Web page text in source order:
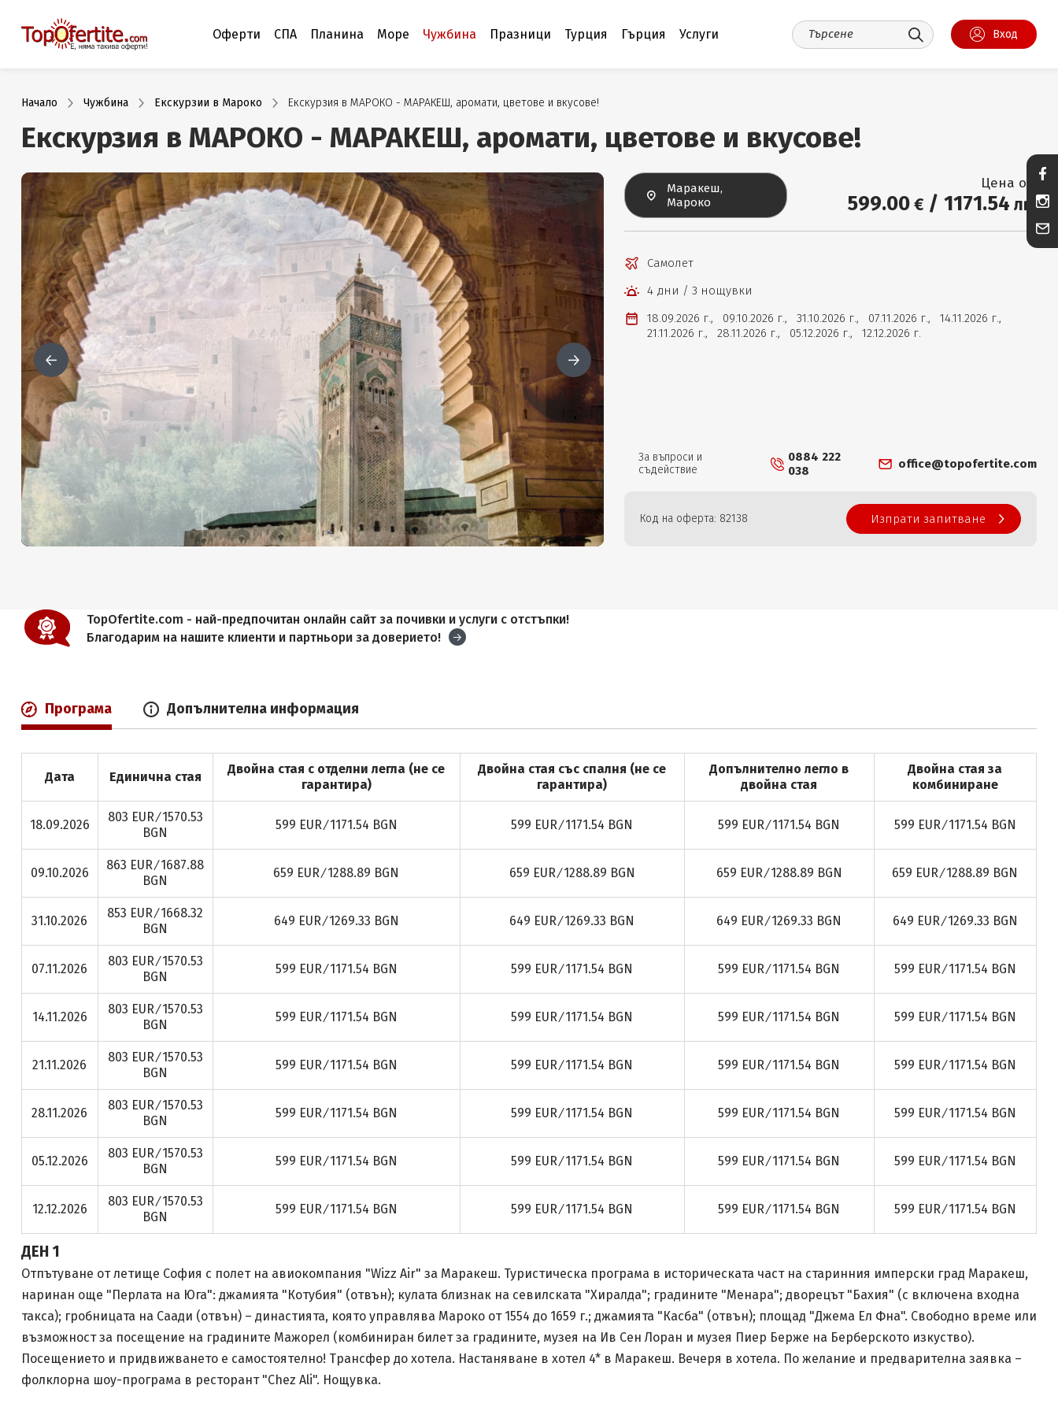
Оферти СПА Планина Море Чужбина Празници Турция Гърция Услуги Вход
Начало Чужбина Екскурзии в Мароко Екскурзия в МАРОКО - МАРАКЕШ, аромати, цветове и вкусове!
Екскурзия в МАРОКО - МАРАКЕШ, аромати, цветове и вкусове!
Маракеш,
Мароко
Цена от:
599.00€ / 1171.54 лв.
Самолет
4 дни / 3 нощувки
18.09.2026 г., 09.10.2026 г.,31.10.2026 г., 07.11.2026 г.,14.11.2026 г.,
21.11.2026 г.,28.11.2026 г., 05.12.2026 г.,12.12.2026 г.
За въпроси и
съдействие
0884 222
038
office@topofertite.com
Код на оферта: 82138 Изпрати запитване
TopOfertite.com - най-предпочитан онлайн сайт за почивки и услуги с отстъпки!
Благодарим на нашите клиенти и партньори за доверието!
Програма Допълнителна информация
Дата Единична стая
Двойна стая с отделни легла (не се
гарантира)
Двойна стая със спалня (не се
гарантира)
Допълнително легло в
двойна стая
Двойна стая за
комбиниране
18.09.2026
803 EUR ∕ 1570.53
BGN
599 EUR ∕ 1171.54 BGN 599 EUR ∕ 1171.54 BGN 599 EUR ∕ 1171.54 BGN 599 EUR ∕ 1171.54 BGN
09.10.2026
863 EUR ∕ 1687.88
BGN
659 EUR ∕ 1288.89 BGN 659 EUR ∕ 1288.89 BGN 659 EUR ∕ 1288.89 BGN 659 EUR ∕ 1288.89 BGN
31.10.2026
853 EUR ∕ 1668.32
BGN
649 EUR ∕ 1269.33 BGN 649 EUR ∕ 1269.33 BGN 649 EUR ∕ 1269.33 BGN 649 EUR ∕ 1269.33 BGN
07.11.2026
803 EUR ∕ 1570.53
BGN
599 EUR ∕ 1171.54 BGN 599 EUR ∕ 1171.54 BGN 599 EUR ∕ 1171.54 BGN 599 EUR ∕ 1171.54 BGN
14.11.2026
803 EUR ∕ 1570.53
BGN
599 EUR ∕ 1171.54 BGN 599 EUR ∕ 1171.54 BGN 599 EUR ∕ 1171.54 BGN 599 EUR ∕ 1171.54 BGN
21.11.2026
803 EUR ∕ 1570.53
BGN
599 EUR ∕ 1171.54 BGN 599 EUR ∕ 1171.54 BGN 599 EUR ∕ 1171.54 BGN 599 EUR ∕ 1171.54 BGN
28.11.2026
803 EUR ∕ 1570.53
BGN
599 EUR ∕ 1171.54 BGN 599 EUR ∕ 1171.54 BGN 599 EUR ∕ 1171.54 BGN 599 EUR ∕ 1171.54 BGN
05.12.2026
803 EUR ∕ 1570.53
BGN
599 EUR ∕ 1171.54 BGN 599 EUR ∕ 1171.54 BGN 599 EUR ∕ 1171.54 BGN 599 EUR ∕ 1171.54 BGN
12.12.2026
803 EUR ∕ 1570.53
BGN
599 EUR ∕ 1171.54 BGN 599 EUR ∕ 1171.54 BGN 599 EUR ∕ 1171.54 BGN 599 EUR ∕ 1171.54 BGN
ДЕН 1
Отпътуване от летище София с полет на авиокомпания "Wizz Air" за Маракеш. Туристическа програма в историческата част на старинния имперски град Маракеш,
наринан още "Перлата на Юга": джамията "Котубия" (отвън); кулата близнак на севилската "Хиралда"; градините "Менара"; дворецът "Бахия" (с включена входна
такса); гробницата на Саади (отвън) – династията, която управлява Мароко от 1554 до 1659 г.; джамията "Касба" (отвън); площад "Джема Ел Фна". Свободно време или
възможност за посещение на градините Мажорел (комбиниран билет за градините, музея на Ив Сен Лоран и музея Пиер Берже на Берберското изкуство).
Посещението и придвижването е самостоятелно! Трансфер до хотела. Настаняване в хотел 4* в Маракеш. Вечеря в хотела. По желание и предварителна заявка –
фолклорна шоу-програма в ресторант "Chez Ali". Нощувка.